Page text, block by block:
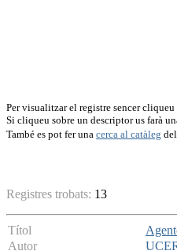
Per visualitzar el registre sencer
Si cliqueu sobre un descriptor us farà
També es pot fer una cerca al catàleg
Registres trobats: 13
Títol
Autor